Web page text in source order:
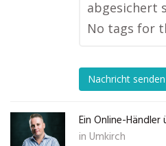
abgesichert
No tags for
Nachricht senden
Ein Online-
in Umkirch